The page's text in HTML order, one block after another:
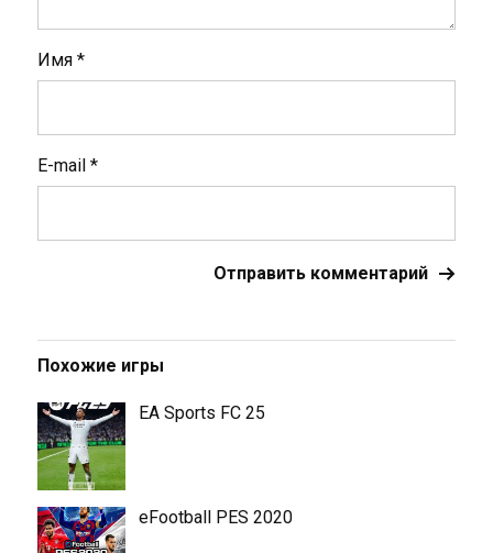
Имя *
E-mail *
Похожие игры
EA Sports FC 25
eFootball PES 2020